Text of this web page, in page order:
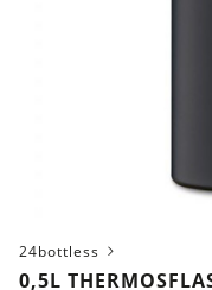
24bottless
0,5L